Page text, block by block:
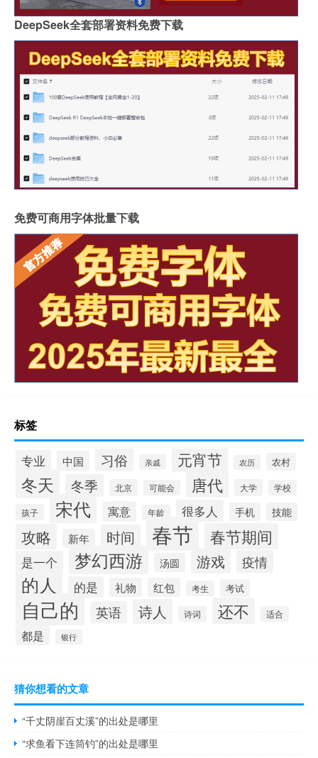
DeepSeek全套部署资料免费下载
免费可商用字体批量下载
标签
专业 中国 习俗 亲戚 元宵节 农历 农村
冬天 冬季 北京 可能会 唐代 大学 学校
孩子 宋代 寓意 年龄 很多人 手机 技能
攻略 新年 时间 春节 春节期间
是一个 梦幻西游 汤圆 游戏 疫情
的人 的是 礼物 红包 考生 考试
自己的 英语 诗人 诗词 还不 适合
都是 银行
猜你想看的文章
“千丈阴崖百丈溪”的出处是哪里
“求鱼看下连筒钓”的出处是哪里